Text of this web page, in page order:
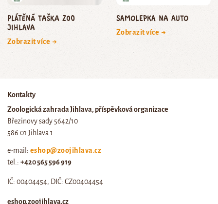
Plátěná taška Zoo
Jihlava
Zobrazit více →
Samolepka na auto
Zobrazit více →
Kontakty
Zoologická zahrada Jihlava, příspěvková organizace
Březinovy sady 5642/10
586 01 Jihlava 1
e-mail: eshop@zoojihlava.cz
tel.: +420 565 596 919
IČ: 00404454, DIČ: CZ00404454
eshop.zoojihlava.cz